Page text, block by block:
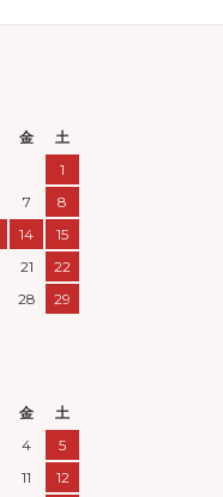
金
土
1
7
8
14
15
21
22
28
29
金
土
4
5
11
12